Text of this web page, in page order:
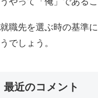
就職先を選ぶ時の基準
うでしょう。
最近のコメント